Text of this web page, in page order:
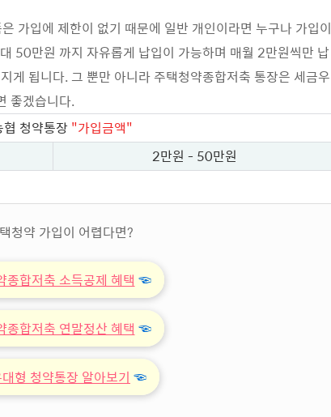
가입에 제한이 없기 때문에 일반 개인이라면 누구나 가입이
50만원 까지 자유롭게 납입이 가능하며 매월 2만원씩만 납
게 됩니다. 그 뿐만 아니라 주택청약종합저축 통장은 세금우
좋겠습니다.
청약통장 "가입금액"
2만원 - 50만원
청약 가입이 어렵다면?
종합저축 소득공제 혜택 ☜
종합저축 연말정산 혜택 ☜
형 청약통장 알아보기 ☜